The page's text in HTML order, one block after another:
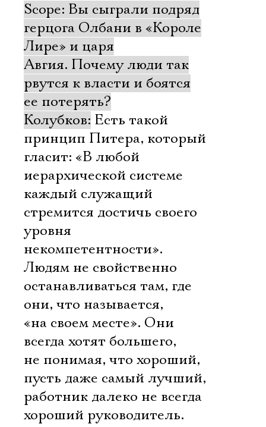
Scope: Вы сыграли подряд
герцога Олбани в «Короле
Лире» и царя
Авгия. Почему люди так
рвутся к власти и боятся
ее потерять?
Колубков: Есть такой
принцип Питера, который
гласит: «В любой
иерархической системе
каждый служащий
стремится достичь своего
уровня
некомпетентности».
Людям не свойственно
останавливаться там, где
они, что называется,
«на своем месте». Они
всегда хотят большего,
не понимая, что хороший,
пусть даже самый лучший,
работник далеко не всегда
хороший руководитель.
Электропочта